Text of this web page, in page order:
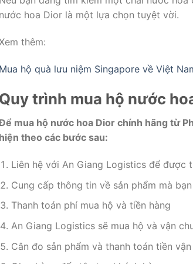
nước hoa Dior là một lựa chọn tuyệt vời.
thêm:
Mua hộ quà lưu niệm Singapore về Việt
Quy trình mua hộ nước
mua hộ nước hoa Dior chính hãng từ
hiện theo các bước sau:
Liên hệ với An Giang Logistics để được
Cung cấp thông tin về sản phẩm mà
Thanh toán phí mua hộ và tiền hàng
An Giang Logistics sẽ mua hộ và vận
Cân đo sản phẩm và thanh toán tiền